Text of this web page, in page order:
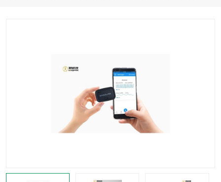
行为观察与表情分析 动作捕捉与生物力学
人机交互实验室
神经营销与消费行为实验 车俩与驾驶模拟